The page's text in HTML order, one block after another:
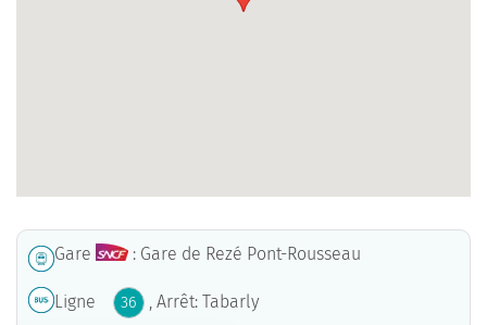
Gare : Gare de Rezé Pont-Rousseau
Ligne 36 , Arrêt: Tabarly